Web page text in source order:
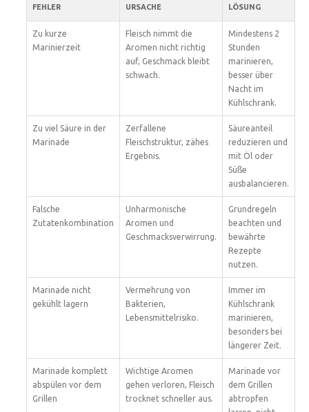
FEHLER URSACHE LÖSUNG
Zu kurze
Marinierzeit
Fleisch nimmt die
Aromen nicht richtig
auf, Geschmack bleibt
schwach.
Mindestens 2
Stunden
marinieren,
besser über
Nacht im
Kühlschrank.
Zu viel Säure in der
Marinade
Zerfallene
Fleischstruktur, zähes
Ergebnis.
Säureanteil
reduzieren und
mit Öl oder
Süße
ausbalancieren.
Falsche
Zutatenkombination
Unharmonische
Aromen und
Geschmacksverwirrung.
Grundregeln
beachten und
bewährte
Rezepte
nutzen.
Marinade nicht
gekühlt lagern
Vermehrung von
Bakterien,
Lebensmittelrisiko.
Immer im
Kühlschrank
marinieren,
besonders bei
längerer Zeit.
Marinade komplett
abspülen vor dem
Grillen
Wichtige Aromen
gehen verloren, Fleisch
trocknet schneller aus.
Marinade vor
dem Grillen
abtropfen